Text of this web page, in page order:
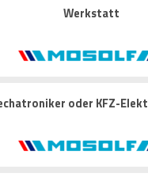
Werkstatt
oder KFZ-